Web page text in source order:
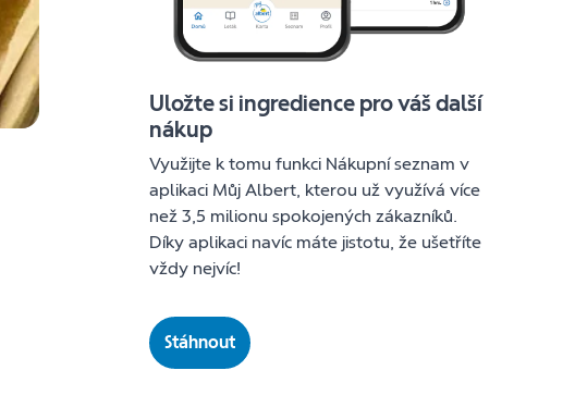
Uložte si ingredience pro váš další
nákup
Využijte k tomu funkci Nákupní seznam v
aplikaci Můj Albert, kterou už využívá více
než 3,5 milionu spokojených zákazníků.
Díky aplikaci navíc máte jistotu, že ušetříte
vždy nejvíc!
Stáhnout